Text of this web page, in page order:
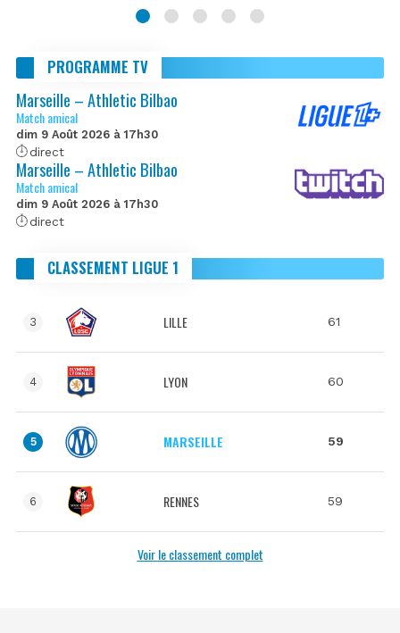
PROGRAMME TV
Marseille – Athletic Bilbao
Match amical
dim 9 Août 2026 à 17h30
direct
Marseille – Athletic Bilbao
Match amical
dim 9 Août 2026 à 17h30
direct
CLASSEMENT LIGUE 1
3 LILLE 61
4 LYON 60
5 MARSEILLE 59
6 RENNES 59
Voir le classement complet